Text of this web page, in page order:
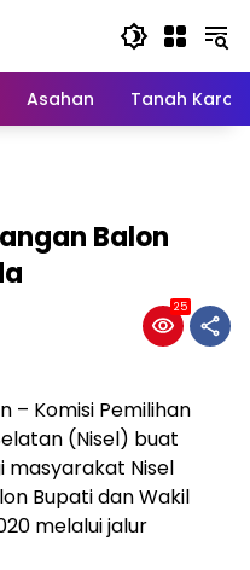
Asahan Tanah Karo
Balon
25
– Komisi Pemilihan
(Nisel) buat
masyarakat Nisel
Bupati dan Wakil
melalui jalur